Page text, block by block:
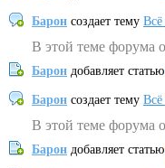
Барон создает тему Всё
В этой теме форума
Барон добавляет статью
Барон создает тему Всё
В этой теме форума
Барон добавляет статью